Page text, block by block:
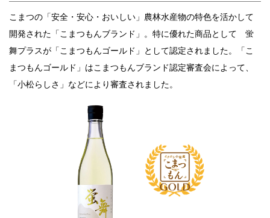
こまつの「安全・安心・おいしい」農林水産物の特色を活かして
開発された「こまつもんブランド」。特に優れた商品として 蛍
舞プラスが「こまつもんゴールド」として認定されました。「こ
まつもんゴールド」はこまつもんブランド認定審査会によって、
「小松らしさ」などにより審査されました。